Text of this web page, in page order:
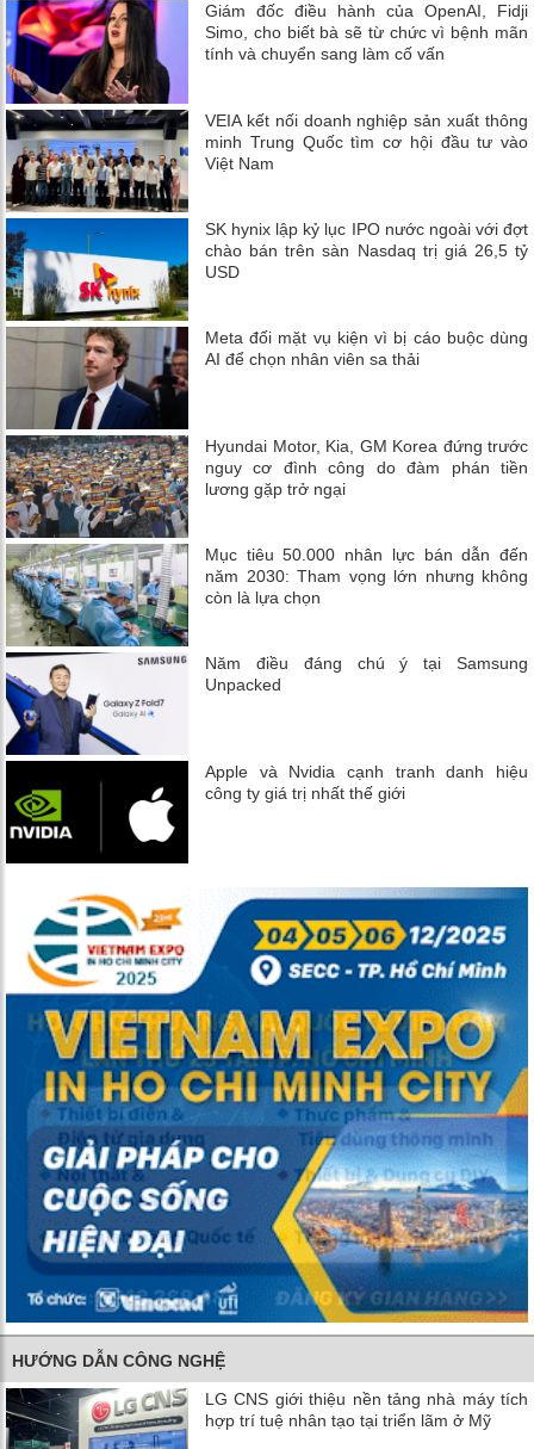
Giám đốc điều hành của OpenAI, Fidji
Simo, cho biết bà sẽ từ chức vì bệnh mãn
tính và chuyển sang làm cố vấn
VEIA kết nối doanh nghiệp sản xuất thông
minh Trung Quốc tìm cơ hội đầu tư vào
Việt Nam
SK hynix lập kỷ lục IPO nước ngoài với đợt
chào bán trên sàn Nasdaq trị giá 26,5 tỷ
USD
Meta đối mặt vụ kiện vì bị cáo buộc dùng
AI để chọn nhân viên sa thải
Hyundai Motor, Kia, GM Korea đứng trước
nguy cơ đình công do đàm phán tiền
lương gặp trở ngại
Mục tiêu 50.000 nhân lực bán dẫn đến
năm 2030: Tham vọng lớn nhưng không
còn là lựa chọn
Năm điều đáng chú ý tại Samsung
Unpacked
Apple và Nvidia cạnh tranh danh hiệu
công ty giá trị nhất thế giới
HƯỚNG DẪN CÔNG NGHỆ
LG CNS giới thiệu nền tảng nhà máy tích
hợp trí tuệ nhân tạo tại triển lãm ở Mỹ